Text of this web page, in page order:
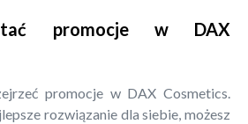
promocje w DAX
promocje w DAX Cosmetics.
rozwiązanie dla siebie, możesz